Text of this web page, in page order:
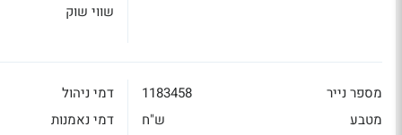
שווי שוק
מספר נייר
1183458
מטבע
ש"ח
דמי ניהול
דמי נאמנות